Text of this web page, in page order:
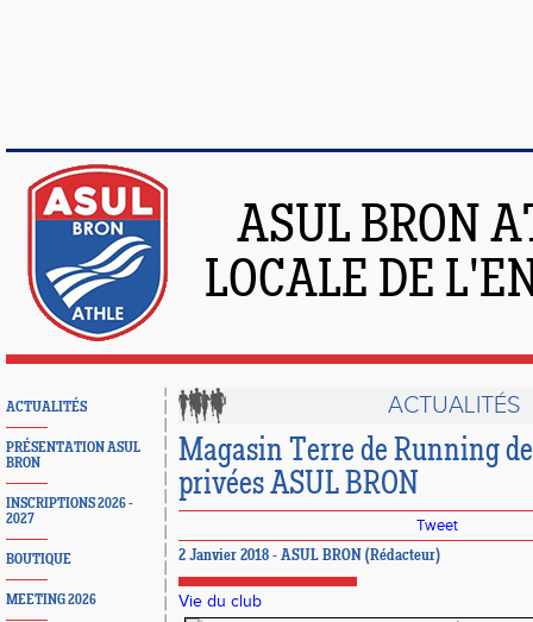
ASUL BRON
LOCALE DE
ACTUALITÉS
PRÉSENTATION ASUL
BRON
INSCRIPTIONS 2026 -
2027
BOUTIQUE
MEETING 2026
ACTUALITÉS
Magasin Terre de Running
privées ASUL BRON
Tweet
2 Janvier 2018 - ASUL BRON (Rédacteur)
Vie du club